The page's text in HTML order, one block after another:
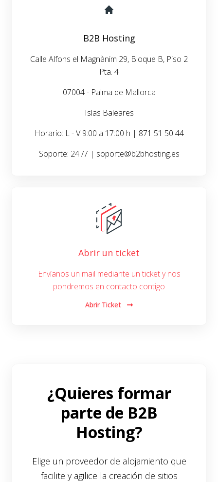
B2B Hosting
Calle Alfons el Magnànim 29, Bloque B, Piso 2
Pta. 4
07004 - Palma de Mallorca
Islas Baleares
Horario: L - V 9:00 a 17:00 h | 871 51 50 44
Soporte: 24 /7 | soporte@b2bhosting.es
Abrir un ticket
Envíanos un mail mediante un ticket y nos
pondremos en contacto contigo
Abrir Ticket
¿Quieres formar
parte de B2B
Hosting?
Elige un proveedor de alojamiento que
facilite y agilice la creación de sitios